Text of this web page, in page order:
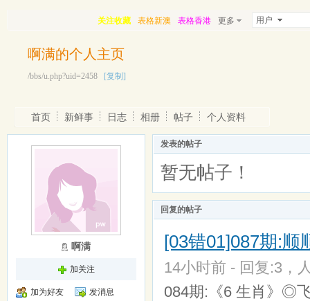
关注收藏 表格新澳 表格香港 更多 用户
啊满的个人主页
/bbs/u.php?uid=2458 [复制]
首页 新鲜事 日志 相册 帖子 个人资料
啊满
加关注
加为好友
发消息
发表的帖子
暂无帖子！
回复的帖子
[03错01]087期:顺
14小时前 - 回复:3，
084期:《6 生肖》◎